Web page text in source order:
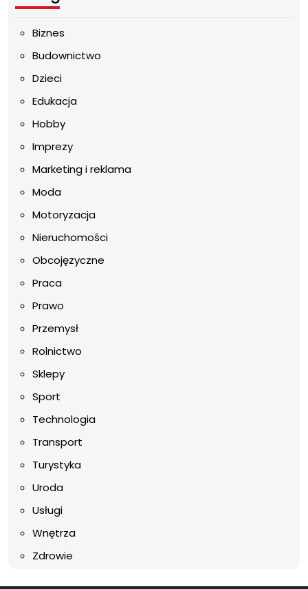
Biznes
Budownictwo
Dzieci
Edukacja
Hobby
Imprezy
Marketing i reklama
Moda
Motoryzacja
Nieruchomości
Obcojęzyczne
Praca
Prawo
Przemysł
Rolnictwo
Sklepy
Sport
Technologia
Transport
Turystyka
Uroda
Usługi
Wnętrza
Zdrowie